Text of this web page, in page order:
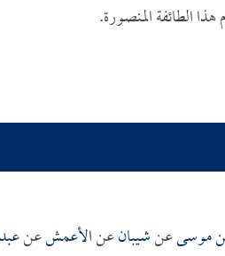
الطائفة المنصورة.
موسىعنشيبانعنالأعمشعن